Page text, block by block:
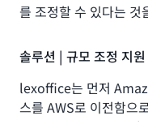
를 조정할 수 있다는 것
솔루션 | 규모 조정 지
lexoffice는 먼저
스를 AWS로 이전함으